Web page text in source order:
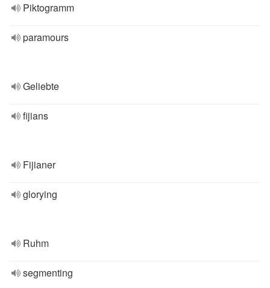
Piktogramm
paramours
Geliebte
fijians
Fijianer
glorying
Ruhm
segmenting